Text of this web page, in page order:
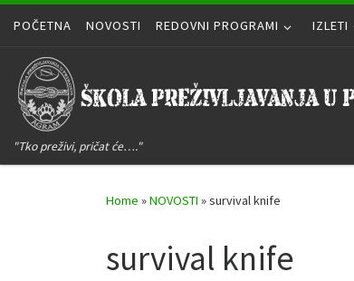
Skip to content
POČETNA NOVOSTI REDOVNI PROGRAMI IZLETI
"Tko preživi, pričat će…."
Home »NOVOSTI »survival knife
survival knife